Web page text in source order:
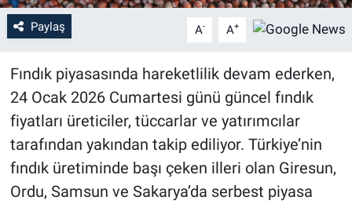
Paylaş A- A+
Fındık piyasasında hareketlilik devam ederken,
24 Ocak 2026 Cumartesi günü güncel fındık
fiyatları üreticiler, tüccarlar ve yatırımcılar
tarafından yakından takip ediliyor. Türkiye’nin
fındık üretiminde başı çeken illeri olan Giresun,
Ordu, Samsun ve Sakarya’da serbest piyasa